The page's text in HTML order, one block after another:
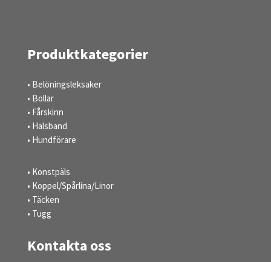
Produktkategorier
• Belöningsleksaker
• Bollar
• Fårskinn
• Halsband
• Hundförare
• Konstpäls
• Koppel/Spårlina/Linor
• Täcken
• Tugg
Kontakta oss